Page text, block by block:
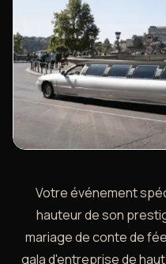
Votre événement
hauteur de son
mariage de conte de
gala d'entreprise de